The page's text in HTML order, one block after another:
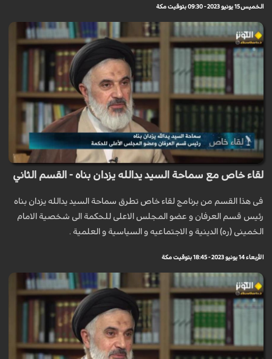
الخميس 15 يونيو 2023 - 09:30 بتوقيت مكة
لقاء خاص مع سماحة السيد يدالله يزدان بناه - القسم الثاني
فی هذا القسم من برنامج لقاء خاص تطرق سماحة السيد يدالله يزدان بناه
رئیس قسم العرفان و عضو المجلس الاعلی للحکمة الی شخصیة الامام
الخمینی (ره) الدینیة و الاجتماعیه و السیاسیة و العلمیة .
الأربعاء 14 يونيو 2023 - 18:45 بتوقيت مكة